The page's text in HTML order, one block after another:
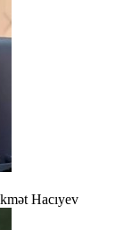
Hacıyev